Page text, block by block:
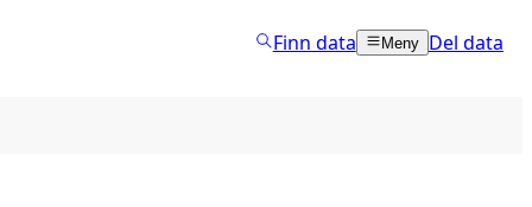
Finn data Meny Del data